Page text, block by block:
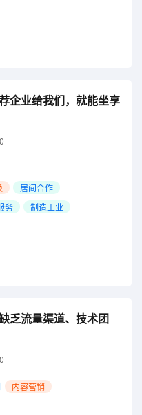
企业给我们，就能坐享
0
居间合作
务 制造工业
乏流量渠道、技术团
0
内容营销